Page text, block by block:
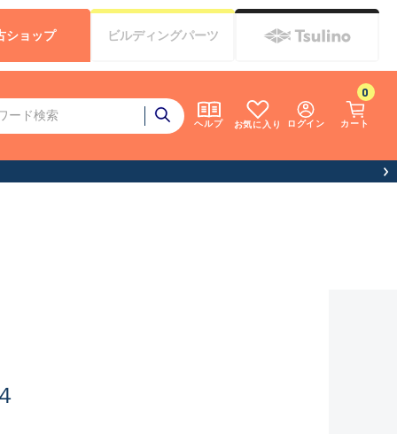
ヘルプ お気に入り ログイン カート
0
ショップ ビルディングパーツ